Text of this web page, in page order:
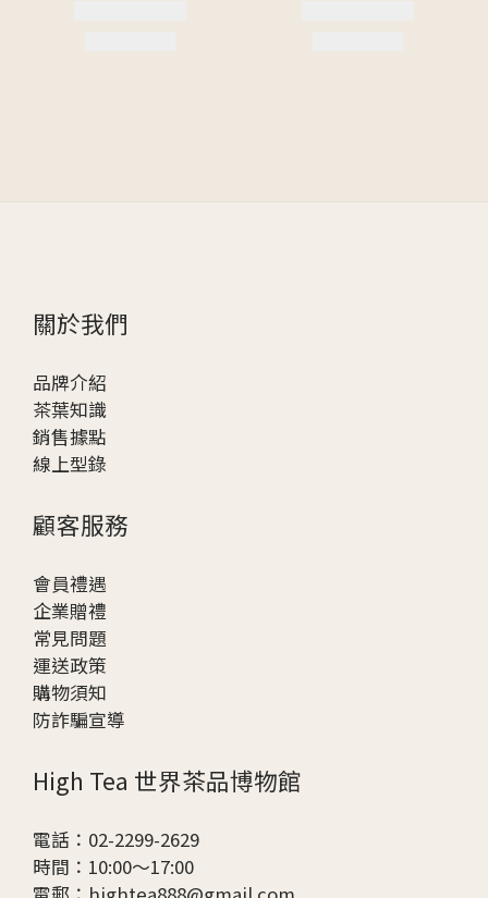
關於我們
品牌介紹
茶葉知識
銷售據點
線上型錄
顧客服務
會員禮遇
企業贈禮
常見問題
運送政策
購物須知
防詐騙宣導
High Tea 世界茶品博物館
電話：02-2299-2629
時間：10:00～17:00